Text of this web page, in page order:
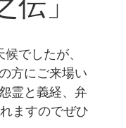
でしたが、
方にご来場い
霊と義経、弁
ますのでぜひ